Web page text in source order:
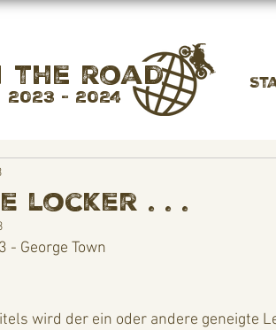
the road
2023 - 2024
locker . . .
- George Town
wird der ein oder andere geneigte